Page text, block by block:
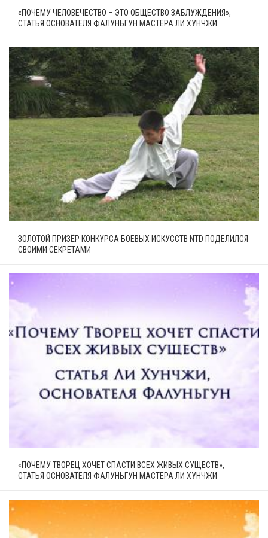
«ПОЧЕМУ ЧЕЛОВЕЧЕСТВО – ЭТО ОБЩЕСТВО ЗАБЛУЖДЕНИЯ»,
СТАТЬЯ ОСНОВАТЕЛЯ ФАЛУНЬГУН МАСТЕРА ЛИ ХУНЧЖИ
ЗОЛОТОЙ ПРИЗЁР КОНКУРСА БОЕВЫХ ИСКУССТВ NTD ПОДЕЛИЛСЯ
СВОИМИ СЕКРЕТАМИ
«ПОЧЕМУ ТВОРЕЦ ХОЧЕТ СПАСТИ ВСЕХ ЖИВЫХ СУЩЕСТВ»,
СТАТЬЯ ОСНОВАТЕЛЯ ФАЛУНЬГУН МАСТЕРА ЛИ ХУНЧЖИ